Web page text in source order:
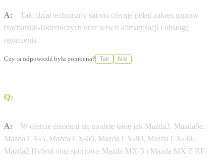
A:
Tak, dział techniczny salonu oferuje pełen zakres napraw
blacharsko-lakierniczych oraz serwis klimatyzacji i obsługę
ogumienia.
Czy ta odpowiedź była pomocna? Tak Nie
Q:
A:
W ofercie znajdują się modele takie jak Mazda3, Mazda6e,
Mazda CX-5, Mazda CX-60, Mazda CX-80, Mazda CX-30,
Mazda2 Hybrid oraz sportowe Mazda MX-5 i Mazda MX-5 RF.